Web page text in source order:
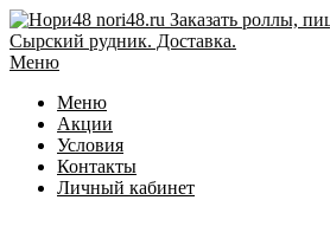
Перейти
к
содержимому
Меню
Меню
Акции
Условия
Контакты
Личный кабинет